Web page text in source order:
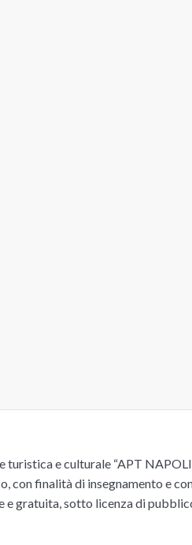
e culturale “APT
con finalità di insegnamento e
gratuita, sotto licenza di